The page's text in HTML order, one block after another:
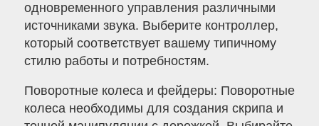
одновременного управления различными
источниками звука. Выберите контроллер,
который соответствует вашему типичному
стилю работы и потребностям.
Поворотные колеса и фейдеры: Поворотные
колеса необходимы для создания скрипа и